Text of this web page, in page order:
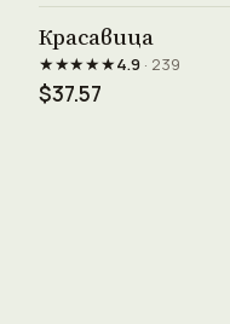
Красавица
★★★★★4.9· 239
$37.57